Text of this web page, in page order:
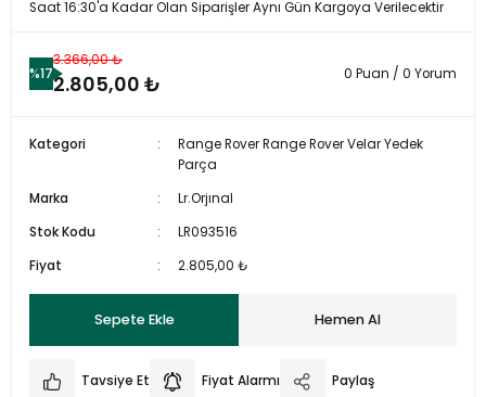
Saat 16:30'a Kadar Olan Siparişler Aynı Gün Kargoya Verilecektir
%17
3.366,00 ₺
2.805,00 ₺ 0 Puan / 0 Yorum
Kategori
Range Rover Range Rover Velar Yedek
Parça
Marka
Lr.Orjınal
Stok Kodu
LR093516
Fiyat
2.805,00 ₺
Sepete Ekle Hemen Al
Tavsiye Et Fiyat Alarmı Paylaş